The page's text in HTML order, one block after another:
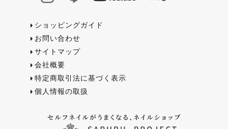
ショッピングガイド
お問い合わせ
サイトマップ
会社概要
特定商取引法に基づく表示
個人情報の取扱